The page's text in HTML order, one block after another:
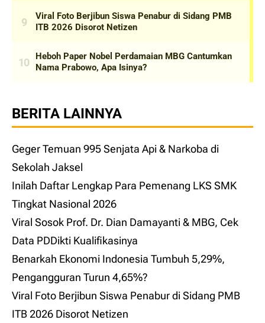
BERITA LAINNYA
Geger Temuan 995 Senjata Api & Narkoba di
Sekolah Jaksel
Inilah Daftar Lengkap Para Pemenang LKS SMK
Tingkat Nasional 2026
Viral Sosok Prof. Dr. Dian Damayanti & MBG, Cek
Data PDDikti Kualifikasinya
Benarkah Ekonomi Indonesia Tumbuh 5,29%,
Pengangguran Turun 4,65%?
Viral Foto Berjibun Siswa Penabur di Sidang PMB
ITB 2026 Disorot Netizen